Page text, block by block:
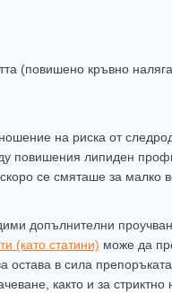
(повишено кръвно
на риска от
повишения липиден
се смяташе за малко
допълнителни
(като статини) може да
остава в сила
както и за